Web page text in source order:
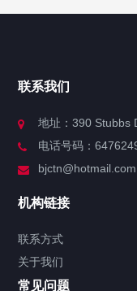
服务分类
签署类文件海牙认
联系我们
地址：390 Stubbs
电话号码：
bjctn@hotmail.com
机构链接
联系方式
关于我们
常见问题